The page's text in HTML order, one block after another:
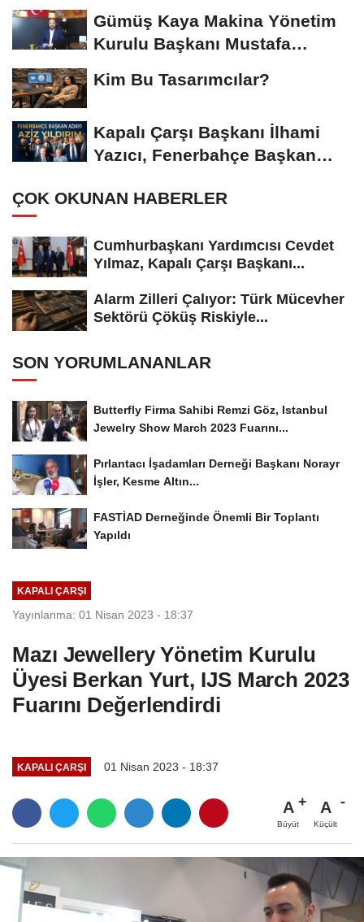
Gümüş Kaya Makina Yönetim
Kurulu Başkanı Mustafa
Kim Bu Tasarımcılar?
Kapalı Çarşı Başkanı İlhami
Yazıcı, Fenerbahçe Başkan
ÇOK OKUNAN HABERLER
Cumhurbaşkanı Yardımcısı Cevdet
Yılmaz, Kapalı Çarşı Başkanı...
Alarm Zilleri Çalıyor: Türk Mücevher
Sektörü Çöküş Riskiyle...
SON YORUMLANANLAR
Butterfly Firma Sahibi Remzi Göz, Istanbul
Jewelry Show March 2023 Fuarını...
Pırlantacı İşadamları Derneği Başkanı Norayr
İşler, Kesme Altın...
FASTİAD Derneğinde Önemli Bir Toplantı
Yapıldı
KAPALI ÇARŞI
Yayınlanma: 01 Nisan 2023 - 18:37
Mazı Jewellery Yönetim Kurulu
Üyesi Berkan Yurt, IJS March 2023
Fuarını Değerlendirdi
KAPALI ÇARŞI 01 Nisan 2023 - 18:37
A
Büyüt
A
Küçült